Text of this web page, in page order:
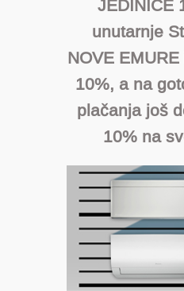
JEDINICE
unutarnje
NOVE
10%, a na
plačanja još
10% na